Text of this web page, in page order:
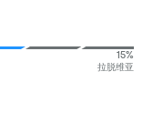
15%
拉脱维亚